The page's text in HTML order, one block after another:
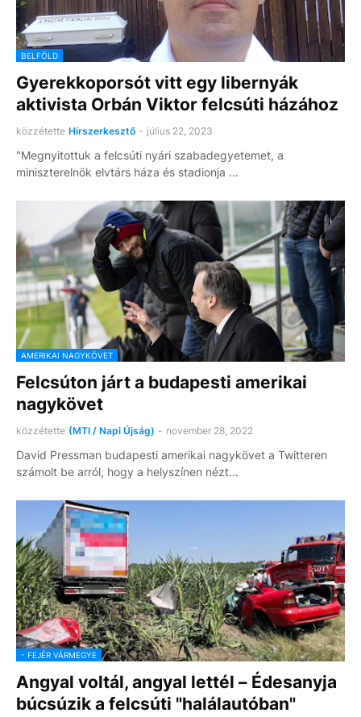
BELFÖLD
Gyerekkoporsót vitt egy libernyák
aktivista Orbán Viktor felcsúti házához
közzétette Hírszerkesztő - július 22, 2023
"Megnyitottuk a felcsúti nyári szabadegyetemet, a
miniszterelnök elvtárs háza és stadionja …
AMERIKAI NAGYKÖVET
Felcsúton járt a budapesti amerikai
nagykövet
közzétette (MTI / Napi Újság) - november 28, 2022
David Pressman budapesti amerikai nagykövet a Twitteren
számolt be arról, hogy a helyszínen nézt…
- FEJÉR VÁRMEGYE
Angyal voltál, angyal lettél – Édesanyja
búcsúzik a felcsúti "halálautóban"